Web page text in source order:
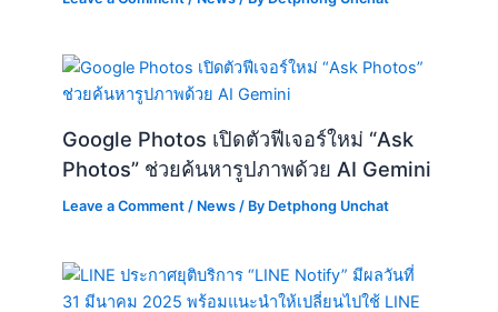
Google Photos เปิดตัวฟีเจอร์ใหม่ “Ask
Photos” ช่วยค้นหารูปภาพด้วย AI Gemini
Leave a Comment / News / By Detphong Unchat